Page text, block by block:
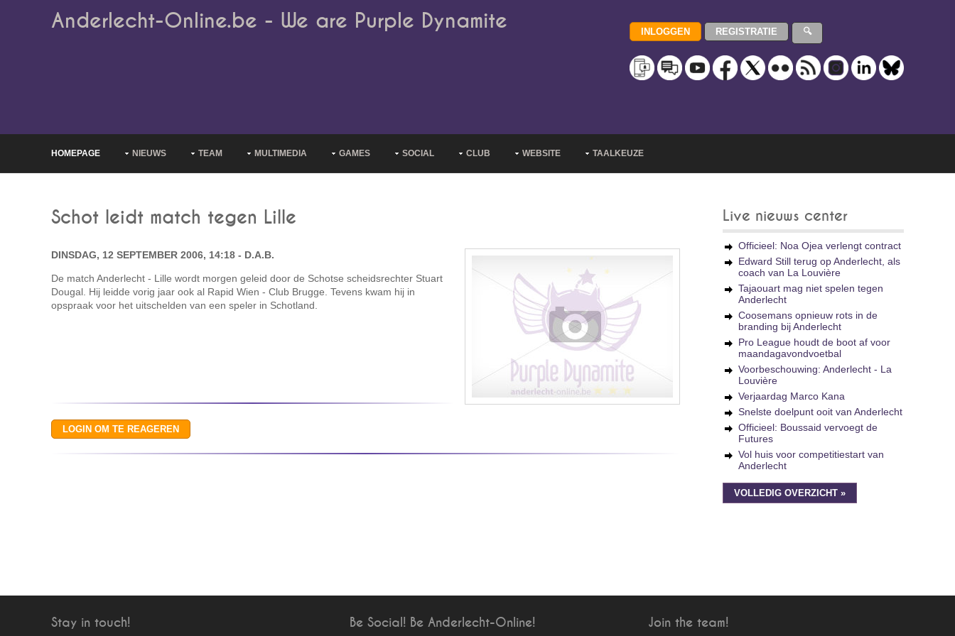
Anderlecht-Online.be - We are Purple Dynamite
HOMEPAGE NIEUWS TEAM MULTIMEDIA GAMES SOCIAL CLUB WEBSITE TAALKEUZE
Schot leidt match tegen Lille
DINSDAG, 12 SEPTEMBER 2006, 14:18 - D.A.B.
De match Anderlecht - Lille wordt morgen geleid door de Schotse scheidsrechter Stuart
Dougal. Hij leidde vorig jaar ook al Rapid Wien - Club Brugge. Tevens kwam hij in
opspraak voor het uitschelden van een speler in Schotland.
Live nieuws center
Officieel: Noa Ojea verlengt contract
Edward Still terug op Anderlecht, als
coach van La Louvière
Tajaouart mag niet spelen tegen
Anderlecht
Coosemans opnieuw rots in de
branding bij Anderlecht
Pro League houdt de boot af voor
maandagavondvoetbal
Voorbeschouwing: Anderlecht - La
Louvière
Verjaardag Marco Kana
Snelste doelpunt ooit van Anderlecht
Officieel: Boussaid vervoegt de
Futures
Vol huis voor competitiestart van
Anderlecht
VOLLEDIG OVERZICHT »
Stay in touch! Be Social! Be Anderlecht-Online! Join the team!